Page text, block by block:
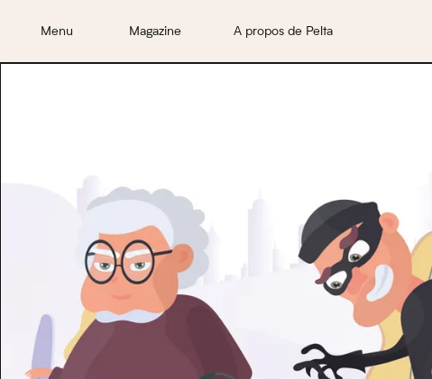
Menu Magazine A propos de Pelta